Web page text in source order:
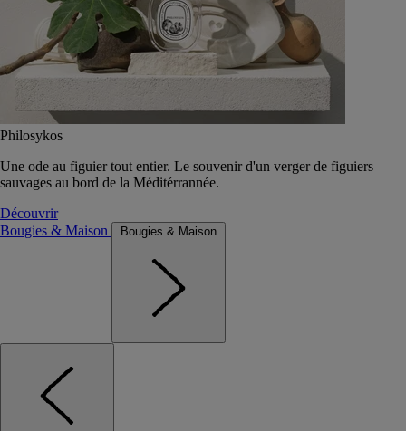
Philosykos
Une ode au figuier tout entier. Le souvenir d'un verger de figuiers
sauvages au bord de la Méditérrannée.
Découvrir
Bougies & Maison
Bougies & Maison